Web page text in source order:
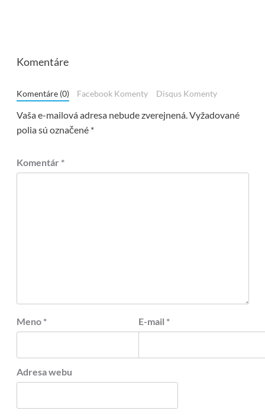
Komentáre
Komentáre (0) Facebook Komenty Disqus Komenty
Vaša e-mailová adresa nebude zverejnená.Vyžadované
polia sú označené *
Komentár *
Meno * E-mail *
Adresa webu